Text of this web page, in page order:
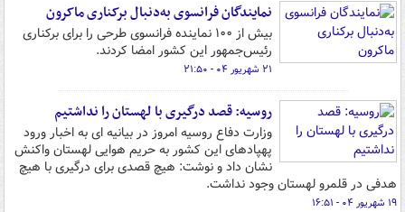
نمایندگان فرانسوی به‌دنبال برکناری ماکرون
بیش از ۱۰۰ نماینده فرانسوی طرحی را برای برکناری
رئیس‌جمهور این کشور امضا کردند.
۲۱ شهریور ۰۴ - ۲۱:۵۰
روسیه: قصد درگیری با لهستان را نداشتیم
وزارت دفاع روسیه امروز در بیانیه ای به اخبار ورود
پهپادهای این کشور به حریم هوایی لهستان واکنش
نشان داد و نوشت: هیچ قصدی برای درگیری با هیچ
هدفی در قلمرو لهستان وجود نداشت.
۱۹ شهریور ۰۴ - ۱۶:۵۱